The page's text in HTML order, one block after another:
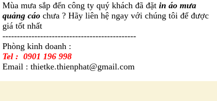
Mùa mưa sắp đến công ty quý khách đã đặt in áo mưa
quảng cáo chưa ? Hãy liên hệ ngay với chúng tôi để được
giá tốt nhất
----------------------------------------------
Phòng kinh doanh :
Tel : 0901 196 998
Email : thietke.thienphat@gmail.com